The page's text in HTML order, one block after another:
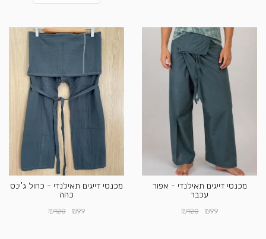
מכנסי דייגים תאילנדי - אפור
עכבר
₪99
₪120
מכנסי דייגים תאילנדי - כחול ג'ינס
כהה
₪99
₪120